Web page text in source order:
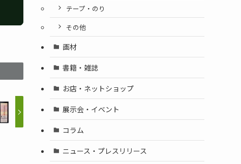
テープ・のり
その他
画材
書籍・雑誌
お店・ネットショップ
展示会・イベント
コラム
ニュース・プレスリリース